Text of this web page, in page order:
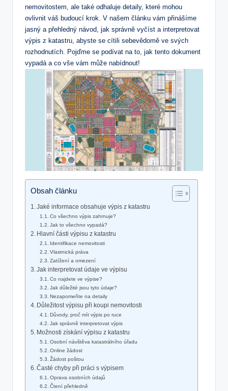
nemovitostem, ale také ​odhaluje detaily, které mohou
ovlivnit váš ‌budoucí ⁢krok.⁢ V našem článku vám přinášíme
jasný a přehledný‌ návod, jak správně vyčíst a interpretovat
výpis ⁣z katastru, abyste se cítili sebevědomě⁢ ve svých
rozhodnutích. Pojďme se⁣ podívat ​na to, jak‌ tento dokument
vypadá ‌a⁢ co vše vám může nabídnout!
Obsah článku
Jaké informace ‌obsahuje výpis z katastru
Co⁣ všechno výpis zahrnuje?
Jak to všechno vypadá?
Hlavní části výpisu ⁣z katastru
Identifikace⁣ nemovitosti
Vlastnická práva
Zatížení a omezení
Jak interpretovat údaje ve výpisu
Co najdete ve ‌výpise?
Jak důležité jsou tyto údaje?
Nezapomeňte na detaily
Důležitost výpisu ⁤při koupi nemovitosti
Důvody, proč mít výpis po ruce
Jak správně interpretovat výpis
Možnosti získání‌ výpisu ​z katastru
Osobní návštěva ⁤katastrálního úřadu
Online žádost
Žádost ‌poštou
Časté⁢ chyby‌ při práci s výpisem
Oprava osobních údajů
Čtení ⁢přehledně